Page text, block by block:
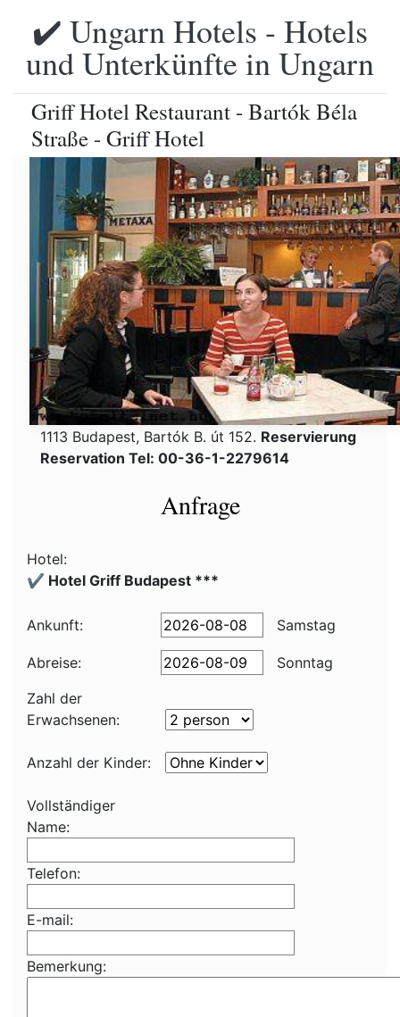
✔️ Ungarn Hotels - Hotels
und Unterkünfte in Ungarn
Griff Hotel Restaurant - Bartók Béla
Straße - Griff Hotel
1113 Budapest, Bartók B. út 152. Reservierung
Reservation Tel: 00-36-1-2279614
Anfrage
Hotel:
✔️ Hotel Griff Budapest ***
Ankunft: Samstag
Abreise:
Sonntag
Zahl der
Erwachsenen:
Anzahl der Kinder:
Vollständiger
Name:
Telefon:
E-mail:
Bemerkung: